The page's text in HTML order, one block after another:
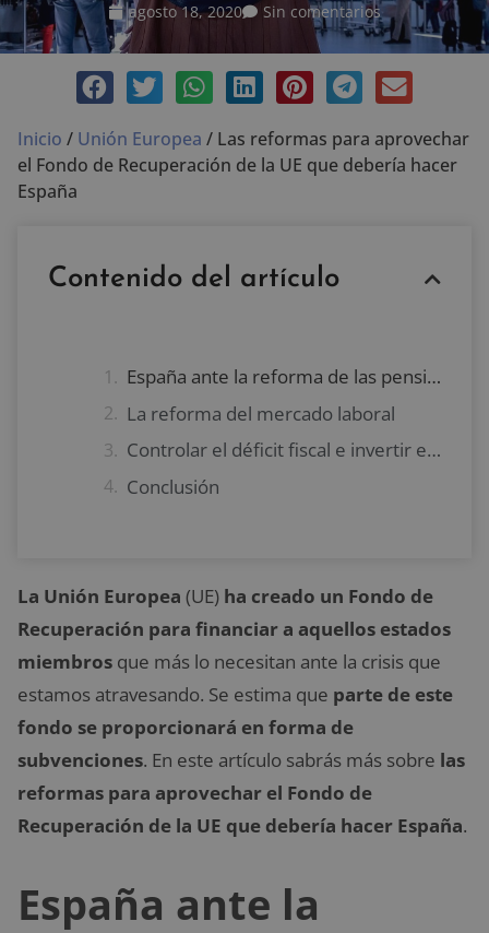
agosto 18, 2020 Sin comentarios
Inicio / Unión Europea / Las reformas para aprovechar
el Fondo de Recuperación de la UE que debería hacer
España
Contenido del artículo
España ante la reforma de las pensiones
La reforma del mercado laboral
Controlar el déficit fiscal e invertir en industria
Conclusión
La Unión Europea (UE) ha creado un Fondo de
Recuperación para financiar a aquellos estados
miembros que más lo necesitan ante la crisis que
estamos atravesando. Se estima que parte de este
fondo se proporcionará en forma de
subvenciones. En este artículo sabrás más sobre las
reformas para aprovechar el Fondo de
Recuperación de la UE que debería hacer España.
España ante la